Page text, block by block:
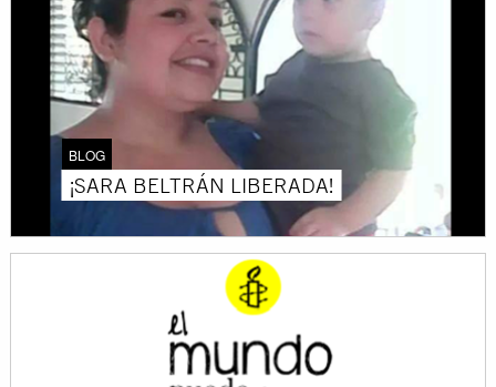
BLOG
¡SARA BELTRÁN LIBERADA!